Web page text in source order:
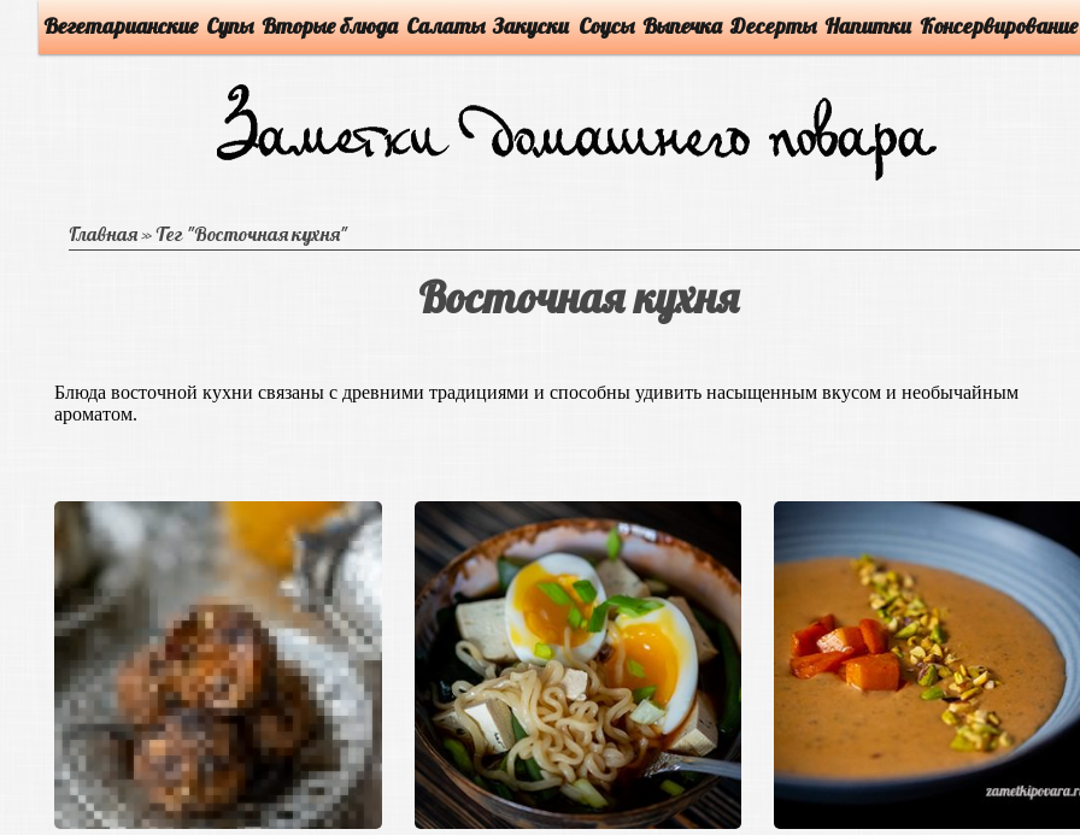
Вегетарианские Супы Вторые блюда Салаты Закуски Соусы Выпечка Десерты Напитки Консервирование
Главная»Тег "Восточная кухня"
Восточная кухня
Блюда восточной кухни связаны с древними традициями и способны удивить насыщенным вкусом и необычайным
ароматом.